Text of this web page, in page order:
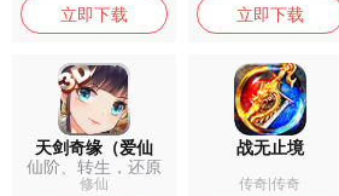
立即下载 立即下载
天剑奇缘（爱仙
服）
仙阶、转生，还原
最纯正的修仙...
修仙
战无止境
传奇|传奇